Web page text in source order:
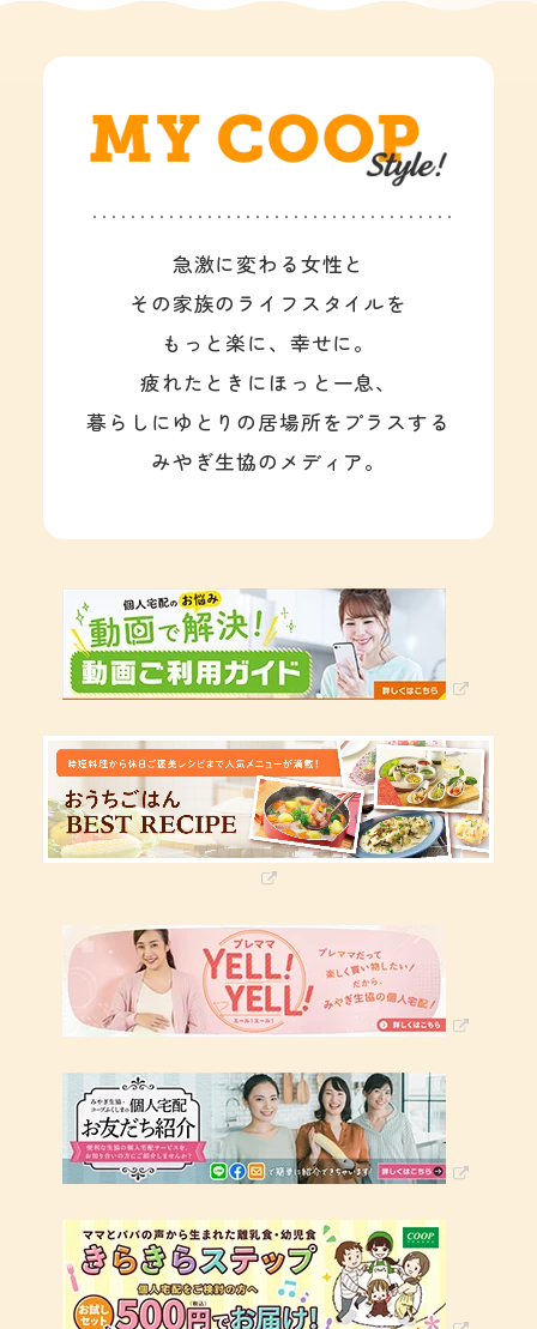
急激に変わる女性と
その家族のライフスタイルを
もっと楽に、幸せに。
疲れたときにほっと一息、
暮らしにゆとりの居場所をプラスする
みやぎ生協のメディア。